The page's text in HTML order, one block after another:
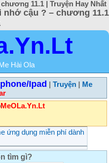
11.1 | Truyện Hay Nhất
cậu ? – chương 11.1
Hài Ola
Ipad Truyện
Me
MeOLa.Yn.Lt
ứng dụng miễn phí dành
tìm gì?